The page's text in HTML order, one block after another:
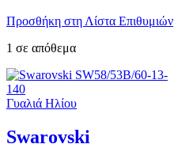
Προσθήκη στη Λίστα Επιθυμιών
1 σε απόθεμα
Γυαλιά Ηλίου
Swarovski